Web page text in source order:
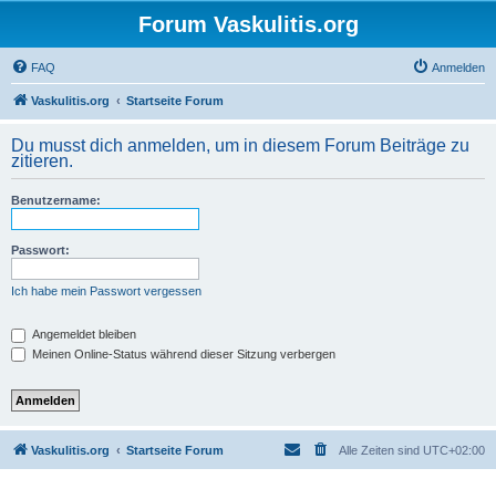
Forum Vaskulitis.org
FAQ Anmelden
Vaskulitis.org Startseite Forum
Du musst dich anmelden, um in diesem Forum Beiträge zu
zitieren.
Benutzername:
Passwort:
Ich habe mein Passwort vergessen
Angemeldet bleiben
Meinen Online-Status während dieser Sitzung verbergen
Vaskulitis.org Startseite Forum Alle Zeiten sind UTC+02:00